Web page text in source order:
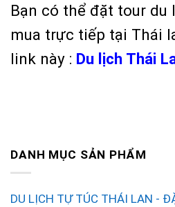
Bạn có thể đặt tour du
mua trực tiếp tại Thái
link này : Du lịch Thái
DANH MỤC SẢN PHẨM
DU LỊCH TỰ TÚC THÁI LAN -